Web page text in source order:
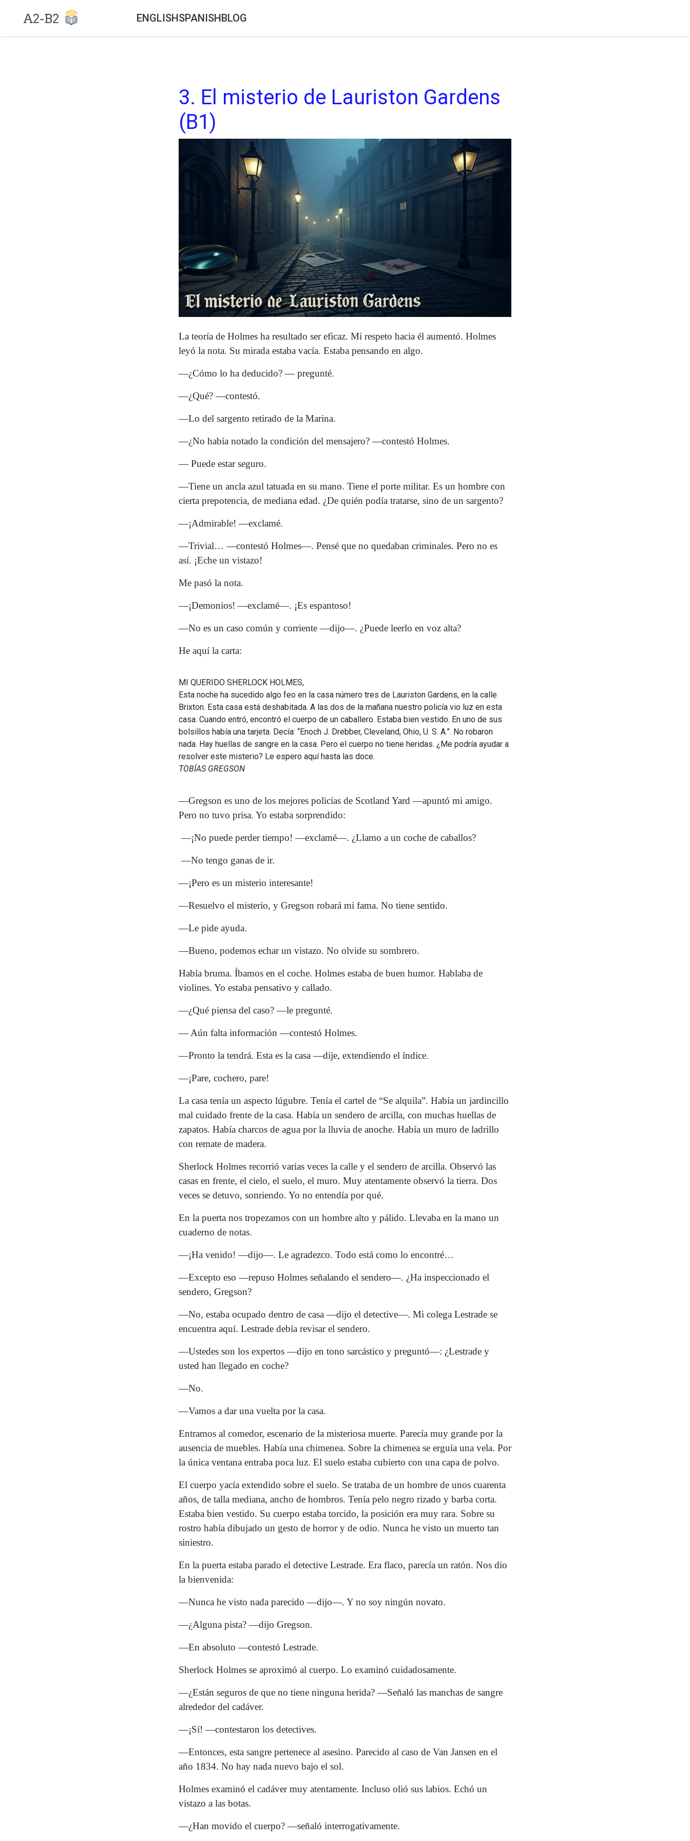
ENGLISHSPANISHBLOG
3. El misterio de Lauriston Gardens
(B1)
La teoría de Holmes ha resultado ser eficaz. Mi respeto hacia él aumentó. Holmes
leyó la nota. Su mirada estaba vacía. Estaba pensando en algo.
—¿Cómo lo ha deducido? — pregunté.
—¿Qué? —contestó.
—Lo del sargento retirado de la Marina.
—¿No había notado la condición del mensajero? —contestó Holmes.
— Puede estar seguro.
—Tiene un ancla azul tatuada en su mano. Tiene el porte militar. Es un hombre con
cierta prepotencia, de mediana edad. ¿De quién podía tratarse, sino de un sargento?
—¡Admirable! —exclamé.
—Trivial… —contestó Holmes—. Pensé que no quedaban criminales. Pero no es
así. ¡Eche un vistazo!
Me pasó la nota.
—¡Demonios! —exclamé—. ¡Es espantoso!
—No es un caso común y corriente —dijo—. ¿Puede leerlo en voz alta?
He aquí la carta:
MI QUERIDO SHERLOCK HOLMES,
Esta noche ha sucedido algo feo en la casa número tres de Lauriston Gardens, en la calle
Brixton. Esta casa está deshabitada. A las dos de la mañana nuestro policía vio luz en esta
casa. Cuando entró, encontró el cuerpo de un caballero. Estaba bien vestido. En uno de sus
bolsillos había una tarjeta. Decía: “Enoch J. Drebber, Cleveland, Ohio, U. S. A.”. No robaron
nada. Hay huellas de sangre en la casa. Pero el cuerpo no tiene heridas. ¿Me podría ayudar a
resolver este misterio? Le espero aquí hasta las doce.
TOBÍAS GREGSON
—Gregson es uno de los mejores policías de Scotland Yard —apuntó mi amigo.
Pero no tuvo prisa. Yo estaba sorprendido:
—¡No puede perder tiempo! —exclamé—. ¿Llamo a un coche de caballos?
—No tengo ganas de ir.
—¡Pero es un misterio interesante!
—Resuelvo el misterio, y Gregson robará mi fama. No tiene sentido.
—Le pide ayuda.
—Bueno, podemos echar un vistazo. No olvide su sombrero.
Había bruma. Íbamos en el coche. Holmes estaba de buen humor. Hablaba de
violines. Yo estaba pensativo y callado.
—¿Qué piensa del caso? —le pregunté.
— Aún falta información —contestó Holmes.
—Pronto la tendrá. Esta es la casa —dije, extendiendo el índice.
—¡Pare, cochero, pare!
La casa tenía un aspecto lúgubre. Tenía el cartel de “Se alquila”. Había un jardincillo
mal cuidado frente de la casa. Había un sendero de arcilla, con muchas huellas de
zapatos. Había charcos de agua por la lluvia de anoche. Había un muro de ladrillo
con remate de madera.
Sherlock Holmes recorrió varias veces la calle y el sendero de arcilla. Observó las
casas en frente, el cielo, el suelo, el muro. Muy atentamente observó la tierra. Dos
veces se detuvo, sonriendo. Yo no entendía por qué.
En la puerta nos tropezamos con un hombre alto y pálido. Llevaba en la mano un
cuaderno de notas.
—¡Ha venido! —dijo—. Le agradezco. Todo está como lo encontré…
—Excepto eso —repuso Holmes señalando el sendero—. ¿Ha inspeccionado el
sendero, Gregson?
—No, estaba ocupado dentro de casa —dijo el detective—. Mi colega Lestrade se
encuentra aquí. Lestrade debía revisar el sendero.
—Ustedes son los expertos —dijo en tono sarcástico y preguntó—: ¿Lestrade y
usted han llegado en coche?
—No.
—Vamos a dar una vuelta por la casa.
Entramos al comedor, escenario de la misteriosa muerte. Parecía muy grande por la
ausencia de muebles. Había una chimenea. Sobre la chimenea se erguía una vela. Por
la única ventana entraba poca luz. El suelo estaba cubierto con una capa de polvo.
El cuerpo yacía extendido sobre el suelo. Se trataba de un hombre de unos cuarenta
años, de talla mediana, ancho de hombros. Tenía pelo negro rizado y barba corta.
Estaba bien vestido. Su cuerpo estaba torcido, la posición era muy rara. Sobre su
rostro había dibujado un gesto de horror y de odio. Nunca he visto un muerto tan
siniestro.
En la puerta estaba parado el detective Lestrade. Era flaco, parecía un ratón. Nos dio
la bienvenida:
—Nunca he visto nada parecido —dijo—. Y no soy ningún novato.
—¿Alguna pista? —dijo Gregson.
—En absoluto —contestó Lestrade.
Sherlock Holmes se aproximó al cuerpo. Lo examinó cuidadosamente.
—¿Están seguros de que no tiene ninguna herida? —Señaló las manchas de sangre
alrededor del cadáver.
—¡Sí! —contestaron los detectives.
—Entonces, esta sangre pertenece al asesino. Parecido al caso de Van Jansen en el
año 1834. No hay nada nuevo bajo el sol.
Holmes examinó el cadáver muy atentamente. Incluso olió sus labios. Echó un
vistazo a las botas.
—¿Han movido el cuerpo? —señaló interrogativamente.